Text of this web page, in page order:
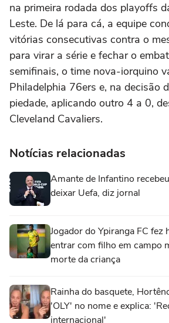
na primeira rodada dos playoffs
Leste. De lá para cá, a equipe
vitórias consecutivas contra o
para virar a série e fechar o
semifinais, o time nova-iorquino
Philadelphia 76ers e, na decisão
piedade, aplicando outro 4 a 0,
Cleveland Cavaliers.
Notícias relacionadas
Amante de Infantino
deixar Uefa, diz jornal
Jogador do Ypiranga FC fez
entrar com filho em campo
morte da criança
Rainha do basquete,
'OLY' no nome e explica:
internacional'